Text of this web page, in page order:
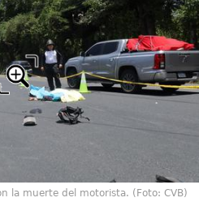
la muerte del motorista. (Foto: CVB)